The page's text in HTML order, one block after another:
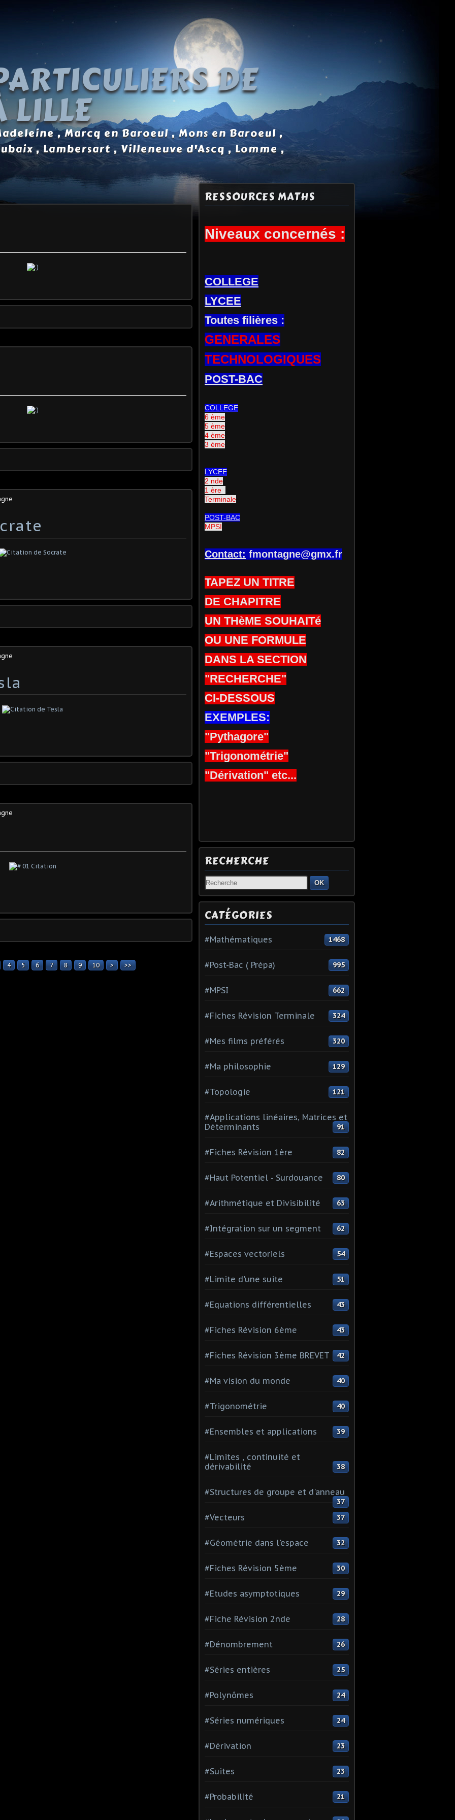
DE
LILLE, Marcq en Baroeul , Mons en Baroeul ,
, Lambersart , Villeneuve d'Ascq , Lomme ,
4 5 6 7 8 9 10 20
> >>
RESSOURCES MATHS
Niveaux concernés :
COLLEGE
LYCEE
Toutes filières :
GENERALES
TECHNOLOGIQUES
POST-BAC
COLLEGE
6 ème
5 ème
4 ème
3 ème
LYCEE
2 nde
1 ère
Terminale
POST-BAC
MPSI
Contact: fmontagne@gmx.fr
TAPEZ UN TITRE
DE CHAPITRE
UN THèME SOUHAITé
OU UNE FORMULE
DANS LA SECTION
"RECHERCHE"
CI-DESSOUS
EXEMPLES:
"Pythagore"
"Trigonométrie"
"Dérivation" etc...
RECHERCHE
OK
CATÉGORIES
#Mathématiques 1468
#Post-Bac ( Prépa) 995
#MPSI 662
#Fiches Révision Terminale 324
#Mes films préférés 320
#Ma philosophie 129
#Topologie 121
#Applications linéaires, Matrices et
Déterminants
91
#Fiches Révision 1ère 82
#Haut Potentiel - Surdouance 80
#Arithmétique et Divisibilité 63
#Intégration sur un segment 62
#Espaces vectoriels 54
#Limite d'une suite 51
#Equations différentielles 43
#Fiches Révision 6ème 43
#Fiches Révision 3ème BREVET 42
#Ma vision du monde 40
#Trigonométrie 40
#Ensembles et applications 39
#Limites , continuité et
dérivabilité
38
#Structures de groupe et d'anneau
37
#Vecteurs 37
#Géométrie dans l'espace 32
#Fiches Révision 5ème 30
#Etudes asymptotiques 29
#Fiche Révision 2nde 28
#Dénombrement 26
#Séries entières 25
#Polynômes 24
#Séries numériques 24
#Dérivation 23
#Suites 23
#Probabilité 21